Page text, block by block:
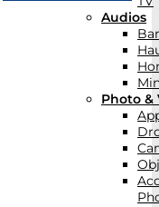
Audios
Photo &